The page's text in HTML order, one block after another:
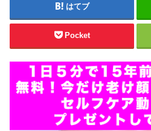
はてブ
Pocket